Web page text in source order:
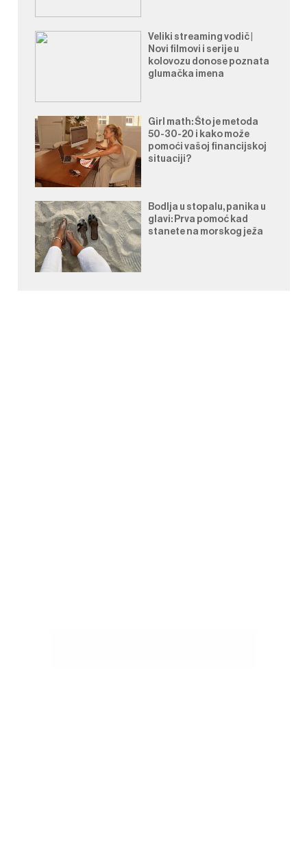
Veliki streaming vodič |
Novi filmovi i serije u
kolovozu donose poznata
glumačka imena
Girl math: Što je metoda
50-30-20 i kako može
pomoći vašoj financijskoj
situaciji?
Bodlja u stopalu, panika u
glavi: Prva pomoć kad
stanete na morskog ježa